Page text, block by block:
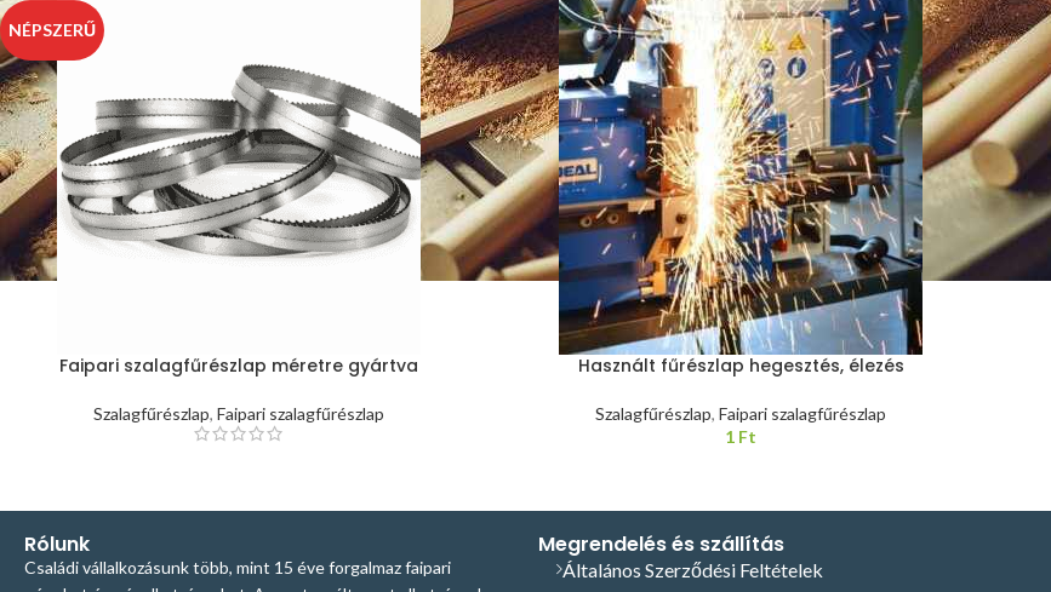
NÉPSZERŰ
Faipari szalagfűrészlap méretre gyártva
Szalagfűrészlap, Faipari szalagfűrészlap
Használt fűrészlap hegesztés, élezés
Szalagfűrészlap, Faipari szalagfűrészlap
1 Ft
Rólunk
Családi vállalkozásunk több, mint 15 éve forgalmaz faipari
Megrendelés és szállítás
Általános Szerződési Feltételek